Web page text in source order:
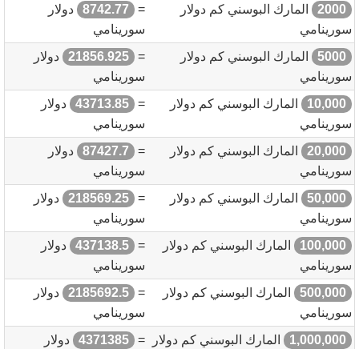
2000
المارك البوسني كم دولار
سورينامي
=
8742.77
دولار
سورينامي
5000
المارك البوسني كم دولار
سورينامي
=
21856.925
دولار
سورينامي
10,000
المارك البوسني كم دولار
سورينامي
=
43713.85
دولار
سورينامي
20,000
المارك البوسني كم دولار
سورينامي
=
87427.7
دولار
سورينامي
50,000
المارك البوسني كم دولار
سورينامي
=
218569.25
دولار
سورينامي
100,000
المارك البوسني كم دولار
سورينامي
=
437138.5
دولار
سورينامي
500,000
المارك البوسني كم دولار
سورينامي
=
2185692.5
دولار
سورينامي
1,000,000
المارك البوسني كم دولار
=
4371385
دولار